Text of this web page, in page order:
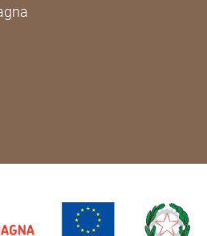
Cammini Emilia-Romagna
von Cammini Emilia-
von Cammini Emilia-
Instagram von Cammini